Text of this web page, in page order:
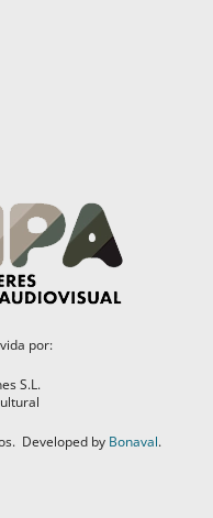
por:
S.L.
Developed by Bonaval.